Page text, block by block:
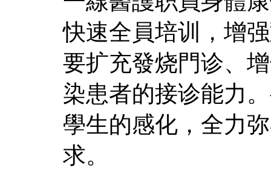
快速全員培训，增
要扩充發烧門诊、
染患者的接诊能力
學生的感化，全力
求。